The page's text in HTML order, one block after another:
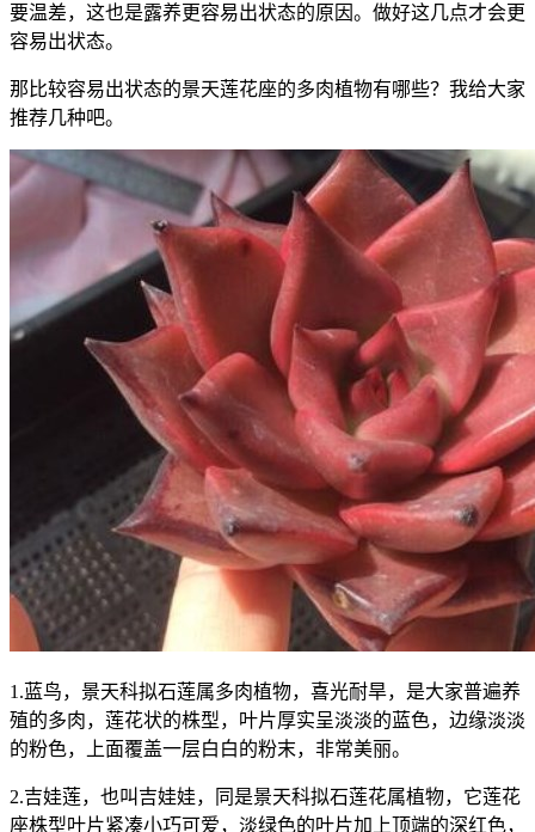
要温差，这也是露养更容易出状态的原因。做好这几点才会更
容易出状态。
那比较容易出状态的景天莲花座的多肉植物有哪些？我给大家
推荐几种吧。
1.蓝鸟，景天科拟石莲属多肉植物，喜光耐旱，是大家普遍养
殖的多肉，莲花状的株型，叶片厚实呈淡淡的蓝色，边缘淡淡
的粉色，上面覆盖一层白白的粉末，非常美丽。
2.吉娃莲，也叫吉娃娃，同是景天科拟石莲花属植物，它莲花
座株型叶片紧凑小巧可爱，淡绿色的叶片加上顶端的深红色，